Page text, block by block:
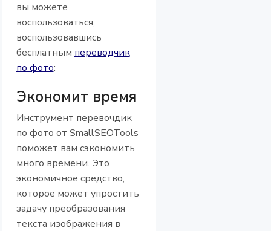
вы можете
воспользоваться,
воспользовавшись
бесплатным переводчик
по фото:
Экономит время
Инструмент перевочдик
по фото от SmallSEOTools
поможет вам сэкономить
много времени. Это
экономичное средство,
которое может упростить
задачу преобразования
текста изображения в